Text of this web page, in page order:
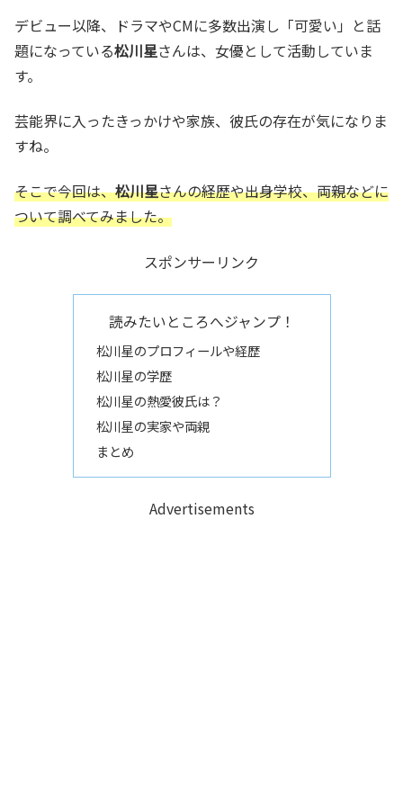
デビュー以降、ドラマやCMに多数出演し「可愛い」と話
題になっている松川星さんは、女優として活動していま
す。
芸能界に入ったきっかけや家族、彼氏の存在が気になりま
すね。
そこで今回は、松川星さんの経歴や出身学校、両親などに
ついて調べてみました。
スポンサーリンク
読みたいところへジャンプ！
松川星のプロフィールや経歴
松川星の学歴
松川星の熱愛彼氏は？
松川星の実家や両親
まとめ
Advertisements